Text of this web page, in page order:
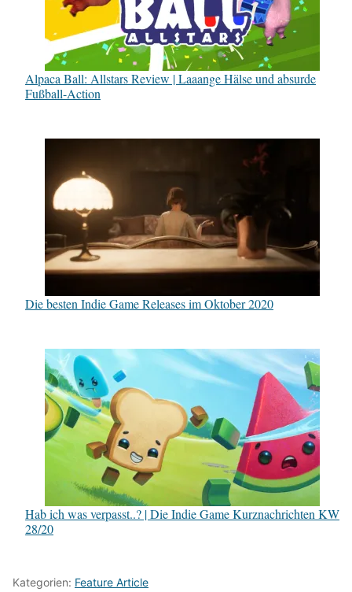
Alpaca Ball: Allstars Review | Laaange Hälse und absurde
Fußball-Action
Die besten Indie Game Releases im Oktober 2020
Hab ich was verpasst..? | Die Indie Game Kurznachrichten KW
28/20
Kategorien: Feature Article